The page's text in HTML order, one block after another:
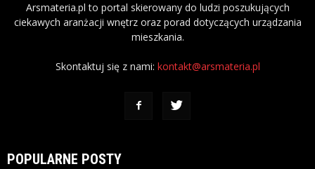
Arsmateria.pl to portal skierowany do ludzi poszukujących
ciekawych aranżacji wnętrz oraz porad dotyczących urządzania
mieszkania.
Skontaktuj się z nami: kontakt@arsmateria.pl
POPULARNE POSTY